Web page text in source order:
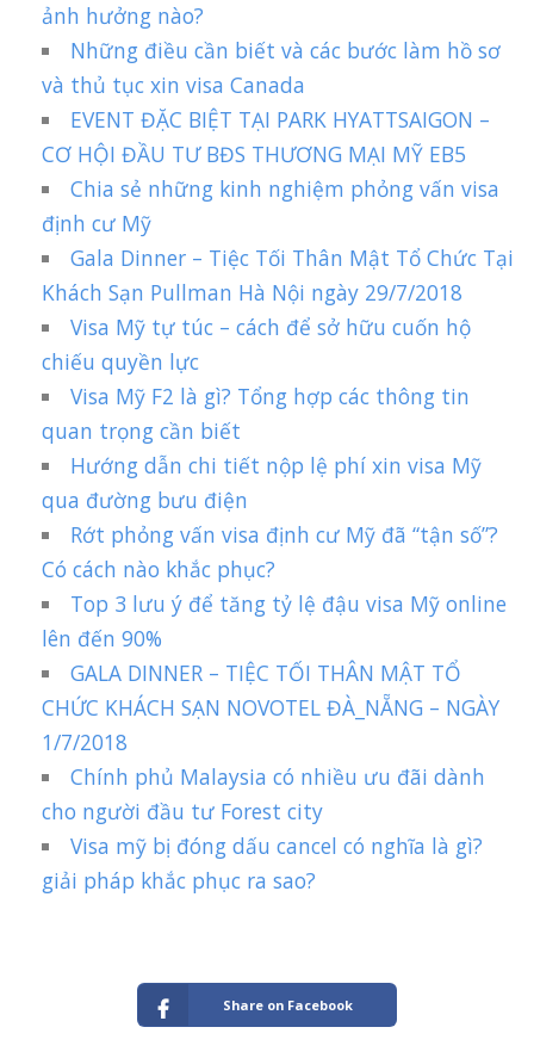
ảnh hưởng nào?
Những điều cần biết và các bước làm hồ sơ
và thủ tục xin visa Canada
EVENT ĐẶC BIỆT TẠI PARK HYATTSAIGON –
CƠ HỘI ĐẦU TƯ BĐS THƯƠNG MẠI MỸ EB5
Chia sẻ những kinh nghiệm phỏng vấn visa
định cư Mỹ
Gala Dinner – Tiệc Tối Thân Mật Tổ Chức Tại
Khách Sạn Pullman Hà Nội ngày 29/7/2018
Visa Mỹ tự túc – cách để sở hữu cuốn hộ
chiếu quyền lực
Visa Mỹ F2 là gì? Tổng hợp các thông tin
quan trọng cần biết
Hướng dẫn chi tiết nộp lệ phí xin visa Mỹ
qua đường bưu điện
Rớt phỏng vấn visa định cư Mỹ đã “tận số”?
Có cách nào khắc phục?
Top 3 lưu ý để tăng tỷ lệ đậu visa Mỹ online
lên đến 90%
GALA DINNER – TIỆC TỐI THÂN MẬT TỔ
CHỨC KHÁCH SẠN NOVOTEL ĐÀ_NẴNG – NGÀY
1/7/2018
Chính phủ Malaysia có nhiều ưu đãi dành
cho người đầu tư Forest city
Visa mỹ bị đóng dấu cancel có nghĩa là gì?
giải pháp khắc phục ra sao?
Share on Facebook